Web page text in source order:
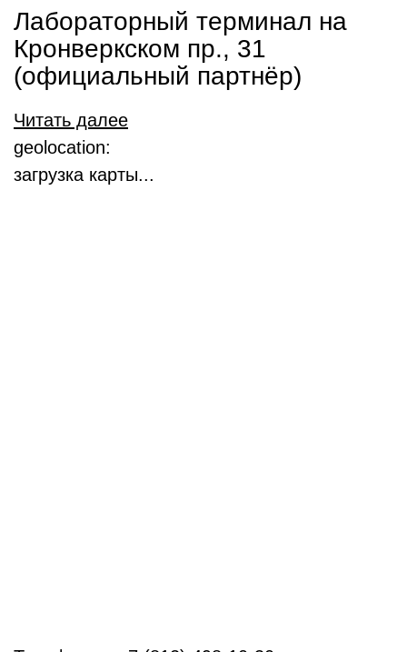
Лабораторный терминал на
Кронверкском пр., 31
(официальный партнёр)
Читать далее
geolocation:
загрузка карты...